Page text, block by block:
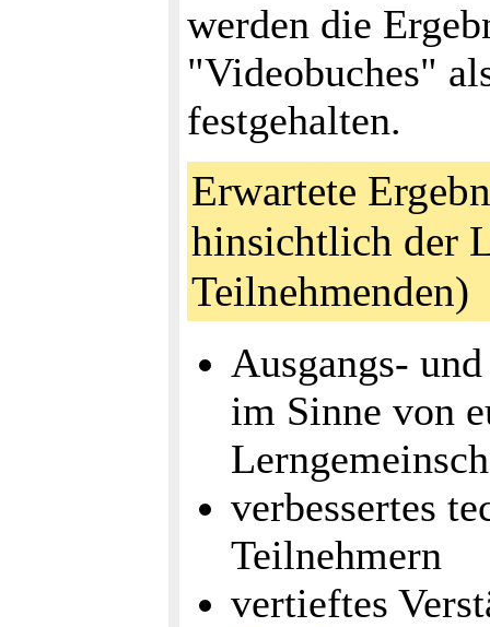
werden die
"Videobuches"
festgehalten.
Erwartete
hinsichtlich der
Teilnehmenden)
Ausgangs-
im Sinne von
verbessertes
Teilnehmern
vertieftes